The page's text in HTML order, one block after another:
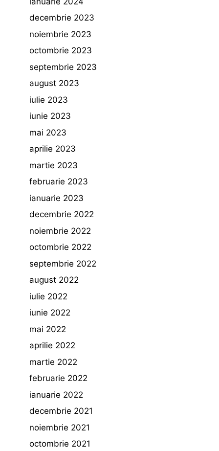
decembrie 2023
noiembrie 2023
octombrie 2023
septembrie 2023
august 2023
iulie 2023
iunie 2023
mai 2023
aprilie 2023
martie 2023
februarie 2023
ianuarie 2023
decembrie 2022
noiembrie 2022
octombrie 2022
septembrie 2022
august 2022
iulie 2022
iunie 2022
mai 2022
aprilie 2022
martie 2022
februarie 2022
ianuarie 2022
decembrie 2021
noiembrie 2021
octombrie 2021